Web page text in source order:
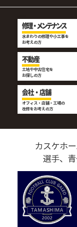
修理・メンテナンス
水まわりの修理や小工事を
お考えの方
不動産
土地や中古住宅を
お探しの方
会社・店舗
オフィス・店舗・工場の
改修をお考えの方
カスケホ
選手、